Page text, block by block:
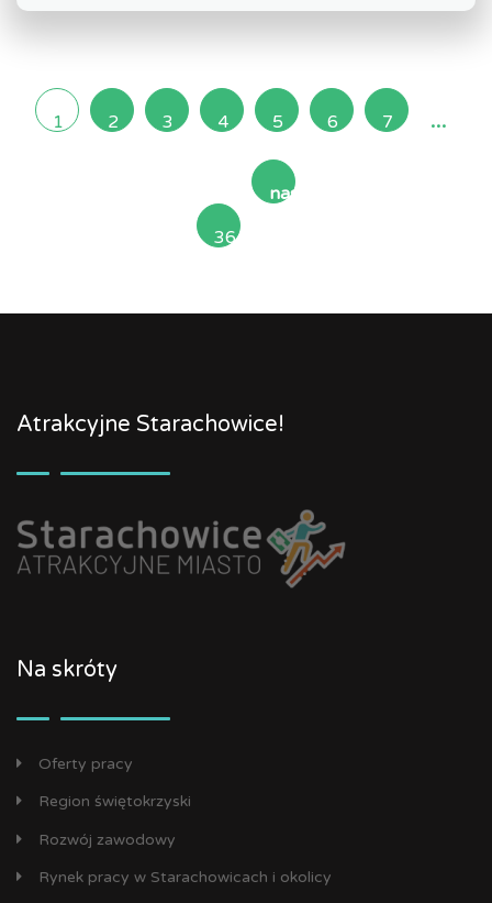
1 2 3 4 5 6 7 ...
36
następna
Atrakcyjne Starachowice!
Na skróty
Oferty pracy
Region świętokrzyski
Rozwój zawodowy
Rynek pracy w Starachowicach i okolicy